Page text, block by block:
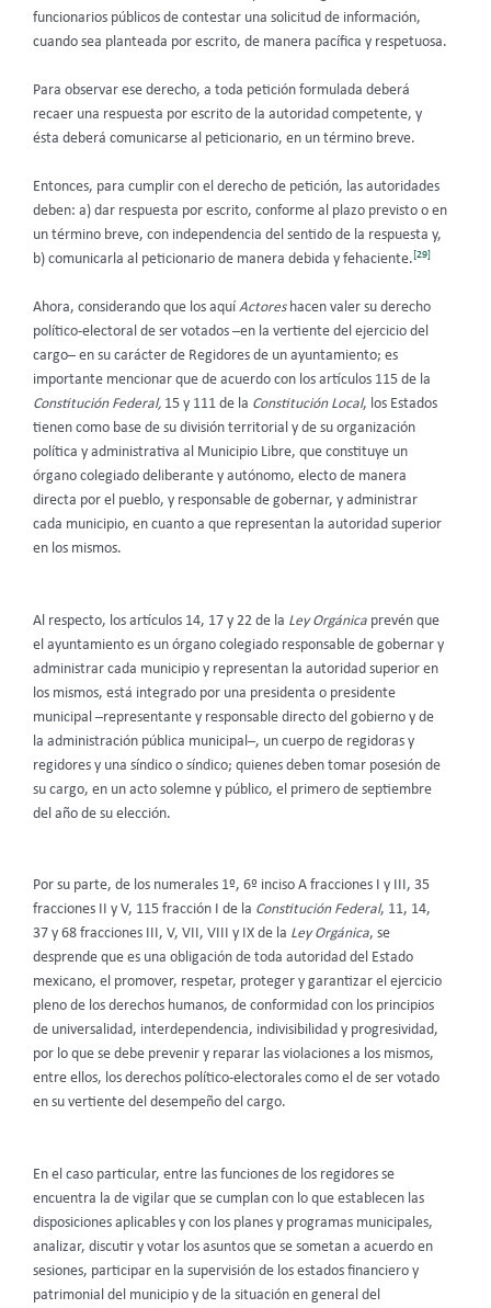
funcionarios públicos de contestar una solicitud de información,
cuando sea planteada por escrito, de manera pacífica y respetuosa.
Para observar ese derecho, a toda petición formulada deberá
recaer una respuesta por escrito de la autoridad competente, y
ésta deberá comunicarse al peticionario, en un término breve.
Entonces, para cumplir con el derecho de petición, las autoridades
deben: a) dar respuesta por escrito, conforme al plazo previsto o en
un término breve, con independencia del sentido de la respuesta y,
b) comunicarla al peticionario de manera debida y fehaciente.[29]
Ahora, considerando que los aquí Actoreshacen valer su derecho
político-electoral de ser votados –en la vertiente del ejercicio del
cargo– en su carácter de Regidores de un ayuntamiento; es
importante mencionar que de acuerdo con los artículos 115 de la
Constitución Federal, 15 y 111 de la Constitución Local, los Estados
tienen como base de su división territorial y de su organización
política y administrativa al Municipio Libre, que constituye un
órgano colegiado deliberante y autónomo, electo de manera
directa por el pueblo, y responsable de gobernar, y administrar
cada municipio, en cuanto a que representan la autoridad superior
en los mismos.
Al respecto, los artículos 14, 17 y 22 de la Ley Orgánica prevén que
el ayuntamiento es un órgano colegiado responsable de gobernar y
administrar cada municipio y representan la autoridad superior en
los mismos, está integrado por una presidenta o presidente
municipal –representante y responsable directo del gobierno y de
la administración pública municipal–, un cuerpo de regidoras y
regidores y una síndico o síndico; quienes deben tomar posesión de
su cargo, en un acto solemne y público, el primero de septiembre
del año de su elección.
Por su parte, de los numerales 1º, 6º inciso A fracciones I y III, 35
fracciones II y V, 115 fracción I de la Constitución Federal, 11, 14,
37 y 68 fracciones III, V, VII, VIII y IX de la Ley Orgánica, se
desprende que es una obligación de toda autoridad del Estado
mexicano, el promover, respetar, proteger y garantizar el ejercicio
pleno de los derechos humanos, de conformidad con los principios
de universalidad, interdependencia, indivisibilidad y progresividad,
por lo que se debe prevenir y reparar las violaciones a los mismos,
entre ellos, los derechos político-electorales como el de ser votado
en su vertiente del desempeño del cargo.
En el caso particular, entre las funciones de los regidores se
encuentra la de vigilar que se cumplan con lo que establecen las
disposiciones aplicables y con los planes y programas municipales,
analizar, discutir y votar los asuntos que se sometan a acuerdo en
sesiones, participar en la supervisión de los estados financiero y
patrimonial del municipio y de la situación en general del